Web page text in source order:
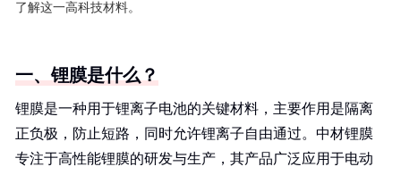
了解这一高科技材料。
一、锂膜是什么？
锂膜是一种用于锂离子电池的关键材料，主要作用是隔离
正负极，防止短路，同时允许锂离子自由通过。中材锂膜
专注于高性能锂膜的研发与生产，其产品广泛应用于电动